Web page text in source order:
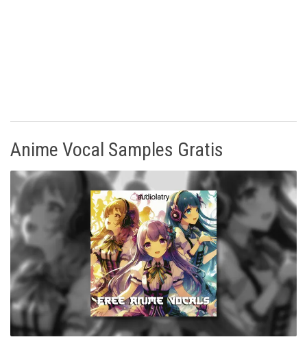
Anime Vocal Samples Gratis